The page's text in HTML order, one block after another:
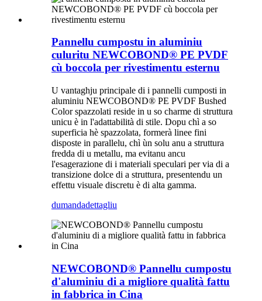
Pannellu cumpostu in aluminiu
culuritu NEWCOBOND® PE PVDF
cù boccola per rivestimentu esternu
U vantaghju principale di i pannelli cumposti in
aluminiu NEWCOBOND® PE PVDF Bushed
Color spazzolati reside in u so charme di struttura
unicu è in l'adattabilità di stile. Dopu chì a so
superficia hè spazzolata, formerà linee fini
disposte in parallelu, chì ùn solu anu a struttura
fredda di u metallu, ma evitanu ancu
l'esagerazione di i materiali speculari per via di a
transizione dolce di a struttura, presentendu un
effettu visuale discretu è di alta gamma.
dumandadettagliu
NEWCOBOND® Pannellu cumpostu
d'aluminiu di a migliore qualità fattu
in fabbrica in Cina